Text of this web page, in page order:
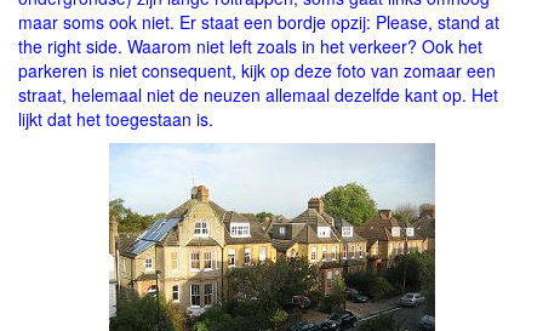
maar soms ook niet. Er staat een bordje opzij: Please, stand at
the right side. Waarom niet left zoals in het verkeer? Ook het
parkeren is niet consequent, kijk op deze foto van zomaar een
straat, helemaal niet de neuzen allemaal dezelfde kant op. Het
lijkt dat het toegestaan is.